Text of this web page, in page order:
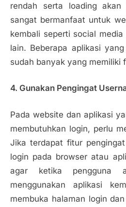
rendah serta loading
sangat bermanfaat untuk
kembali seperti social
lain. Beberapa aplikasi
sudah banyak yang memiliki
4. Gunakan Pengingat
Pada website dan aplikasi
membutuhkan login, perlu
Jika terdapat fitur
login pada browser atau
agar ketika pengguna
menggunakan aplikasi
membuka halaman login